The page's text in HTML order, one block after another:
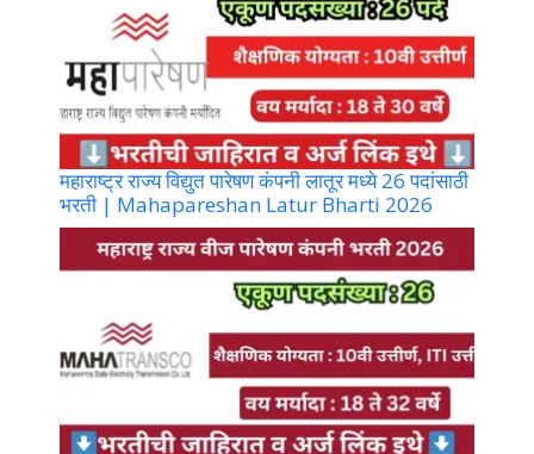
महाराष्ट्र राज्य विद्युत पारेषण कंपनी लातूर मध्ये 26 पदांसाठी
भरती | Mahapareshan Latur Bharti 2026